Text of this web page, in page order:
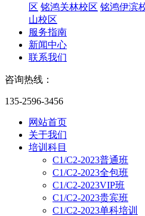
区 铭鸿关林校区 铭鸿伊滨
山校区
服务指南
新闻中心
联系我们
咨询热线：
135-2596-3456
网站首页
关于我们
培训科目
C1/C2-2023普通班
C1/C2-2023全包班
C1/C2-2023VIP班
C1/C2-2023贵宾班
C1/C2-2023单科培训